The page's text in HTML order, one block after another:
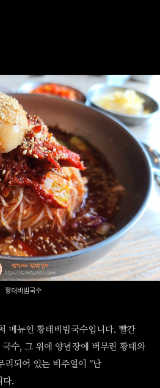
황태비빔국수
메뉴인 황태비빔국수입니다. 빨간
수, 그 위에 양념장에 버무린 황태와
리되어 있는 비주얼이 "난
다.